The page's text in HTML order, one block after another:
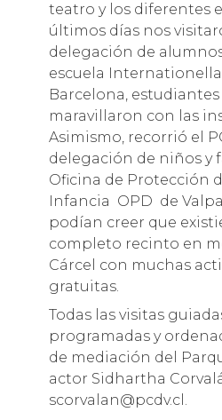
teatro y los diferentes
últimos días nos
delegación de
escuela
Barcelona,
maravillaron con las
Asimismo, recorrió el
delegación de niños y
Oficina de Protección
Infancia OPD de
podían creer que
completo recinto en
Cárcel con muchas
gratuitas.
Todas las visitas
programadas y
de mediación del
actor Sidhartha
scorvalan@pcdv.cl.